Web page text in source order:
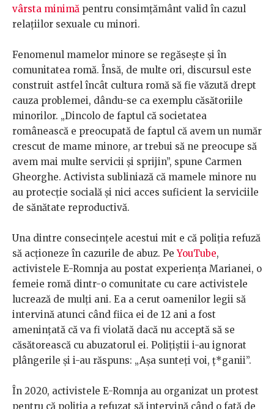
vârsta minimă pentru consimțământ valid în cazul
relațiilor sexuale cu minori.
Fenomenul mamelor minore se regăsește și în
comunitatea romă. Însă, de multe ori, discursul este
construit astfel încât cultura romă să fie văzută drept
cauza problemei, dându-se ca exemplu căsătoriile
minorilor. „Dincolo de faptul că societatea
românească e preocupată de faptul că avem un număr
crescut de mame minore, ar trebui să ne preocupe să
avem mai multe servicii și sprijin”, spune Carmen
Gheorghe. Activista subliniază că mamele minore nu
au protecție socială și nici acces suficient la serviciile
de sănătate reproductivă.
Una dintre consecințele acestui mit e că poliția refuză
să acționeze în cazurile de abuz. PeYouTube,
activistele E-Romnja au postat experiența Marianei, o
femeie romă dintr-o comunitate cu care activistele
lucrează de mulți ani. Ea a cerut oamenilor legii să
intervină atunci când fiica ei de 12 ani a fost
amenințată că va fi violată dacă nu acceptă să se
căsătorească cu abuzatorul ei. Polițiștii i-au ignorat
plângerile și i-au răspuns: „Așa sunteți voi, ț*ganii”.
În 2020, activistele E-Romnja au organizat un protest
pentru că poliția a refuzat să intervină când o fată de